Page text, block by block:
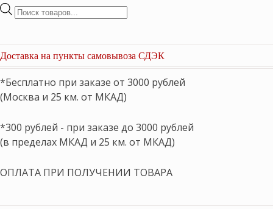
Поиск
Доставка на пункты самовывоза СДЭК
*Бесплатно при заказе от 3000 рублей
(Москва и 25 км. от МКАД)
*300 рублей - при заказе до 3000 рублей
(в пределах МКАД и 25 км. от МКАД)
ОПЛАТА ПРИ ПОЛУЧЕНИИ ТОВАРА